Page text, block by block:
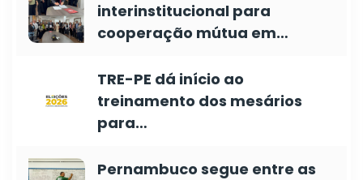
interinstitucional para
cooperação mútua em…
TRE-PE dá início ao
treinamento dos mesários
para…
Pernambuco segue entre as